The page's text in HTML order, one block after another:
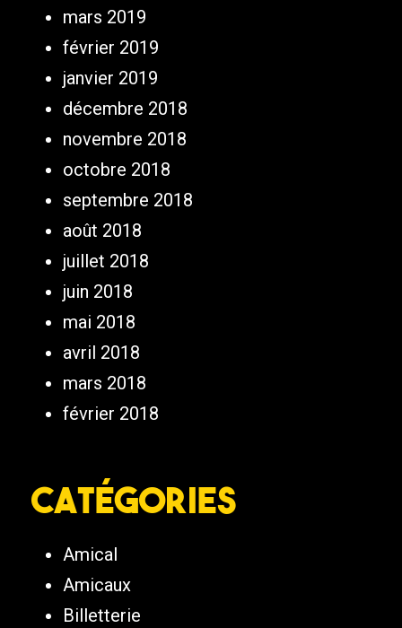
mars 2019
février 2019
janvier 2019
décembre 2018
novembre 2018
octobre 2018
septembre 2018
août 2018
juillet 2018
juin 2018
mai 2018
avril 2018
mars 2018
février 2018
Catégories
Amical
Amicaux
Billetterie